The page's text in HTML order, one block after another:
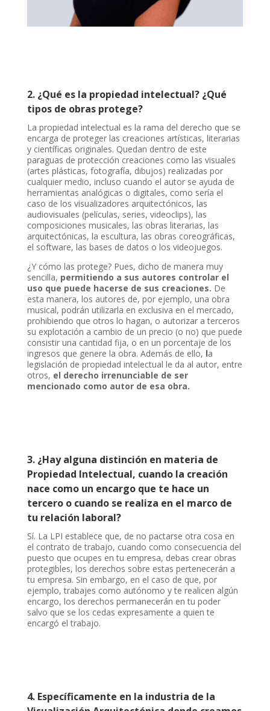
2. ¿Qué es la propiedad intelectual? ¿Qué
tipos de obras protege?
La propiedad intelectual es la rama del derecho que se
encarga de proteger las creaciones artísticas, literarias
y científicas originales. Quedan dentro de este
paraguas de protección creaciones como las visuales
(artes plásticas, fotografía, dibujos) realizadas por
cualquier medio, incluso cuando el autor se ayuda de
herramientas analógicas o digitales, como sería el
caso de los visualizadores arquitectónicos, las
audiovisuales (películas, series, videoclips), las
composiciones musicales, las obras literarias, las
arquitectónicas, la escultura, las obras coreográficas,
el software, las bases de datos o los videojuegos.
¿Y cómo las protege? Pues, dicho de manera muy
sencilla, permitiendo a sus autores controlar el
uso que puede hacerse de sus creaciones. De
esta manera, los autores de, por ejemplo, una obra
musical, podrán utilizarla en exclusiva en el mercado,
prohibiendo que otros lo hagan, o autorizar a terceros
su explotación a cambio de un precio (o no) que puede
consistir una cantidad fija, o en un porcentaje de los
ingresos que genere la obra. Además de ello, la
legislación de propiedad intelectual le da al autor, entre
otros, el derecho irrenunciable de ser
mencionado como autor de esa obra.
3. ¿Hay alguna distinción en materia de
Propiedad Intelectual, cuando la creación
nace como un encargo que te hace un
tercero o cuando se realiza en el marco de
tu relación laboral?
Sí. La LPI establece que, de no pactarse otra cosa en
el contrato de trabajo, cuando como consecuencia del
puesto que ocupes en tu empresa, debas crear obras
protegibles, los derechos sobre estas pertenecerán a
tu empresa. Sin embargo, en el caso de que, por
ejemplo, trabajes como autónomo y te realicen algún
encargo, los derechos permanecerán en tu poder
salvo que se los cedas expresamente a quien te
encargó el trabajo.
4. Específicamente en la industria de la